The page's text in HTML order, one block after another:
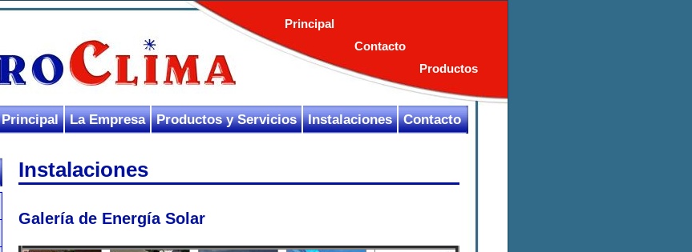
Principal
Contacto
Productos
Contacto
Instalaciones
Productos y Servicios
La Empresa
Principal
Instalaciones
Galería de Energía Solar